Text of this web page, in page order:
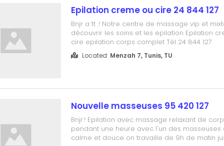
Epilation creme ou cire 24 844 127
Bnjr a tt .! Notre centre de massage vip et
découvrir les soins et les epilation Epilation
cire epilation corps complet Tél 24 844 127
Located: Menzah 7, Tunis, TU
Nouvelle masseuses 95 420 127
Bnjr.! Epilation avec massage relaxant de
pendant une heure avec l'un des masseuses
calme et douce on travaille de 9h de matin